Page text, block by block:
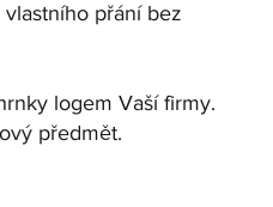
přání bez
logem Vaší firmy.
předmět.